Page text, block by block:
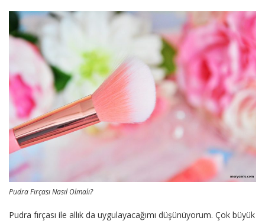
Pudra Fırçası Nasıl Olmalı?
Pudra fırçası ile allık da uygulayacağımı düşünüyorum. Çok büyük